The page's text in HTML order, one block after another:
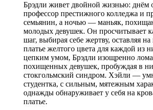
Брэдли живет двойной жизнью: днём
профессор престижного колледжа и
семьянин, а ночью — маньяк,
молодых девушек. Он просчитывает
шаг, выбирая себе жертву, оставляя на
платье желтого цвета для каждой из
цепким умом, Брэдли изощренно
похищенных девушек, пробуждая в
стокгольмский синдром. Хэйли —
студентка, с сильным, мятежным
однажды обнаруживает у себя на
платье.